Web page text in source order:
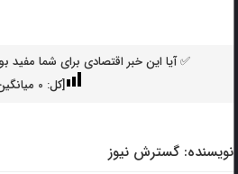
✅ آیا این خبر اقتصادی برای شما مفید
[کل: 0
نویسنده: گسترش نیوز